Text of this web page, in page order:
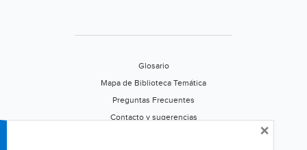
Glosario
Mapa de Biblioteca Temática
Preguntas Frecuentes
Contacto y sugerencias
×